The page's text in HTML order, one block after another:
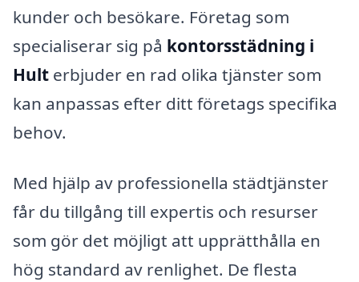
kunder och besökare. Företag som
specialiserar sig på kontorsstädning i
Hult erbjuder en rad olika tjänster som
kan anpassas efter ditt företags specifika
behov.
Med hjälp av professionella städtjänster
får du tillgång till expertis och resurser
som gör det möjligt att upprätthålla en
hög standard av renlighet. De flesta